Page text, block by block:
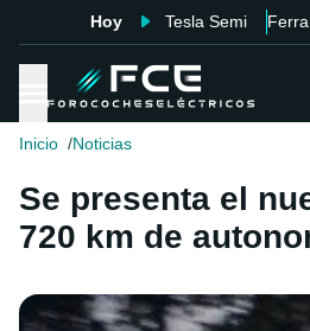
Hoy Tesla Semi
Inicio Noticias
Se presenta el
720 km de